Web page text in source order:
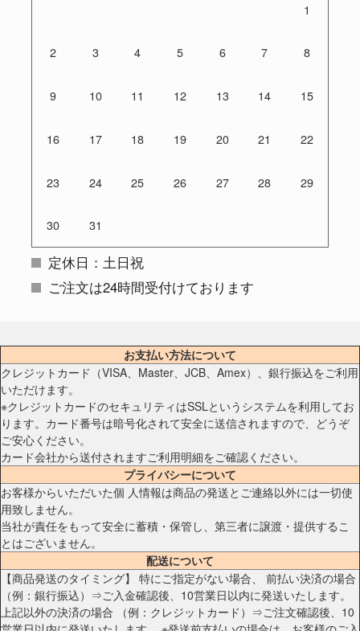
1
2 3 4 5 6 7 8
9 10 11 12 13 14 15
16 17 18 19 20 21 22
23 24 25 26 27 28 29
30 31
定休日：土日祝
ご注文は24時間受付けております
お支払い方法について
クレジットカード（VISA、Master、JCB、Amex）、銀行振込をご利用
いただけます。
※クレジットカードのセキュリティはSSLというシステムを利用してお
ります。カード番号は暗号化されて安全に送信されますので、どうぞ
ご安心ください。
カード会社から送付されますご利用明細をご確認ください。
プライバシーについて
お客様からいただいた個 人情報は商品の発送とご連絡以外には一切使
用致しません。
当社が責任をもって安全に蓄積・保管し、第三者に譲渡・提供するこ
とはございません。
配送について
【商品発送のタイミング】 特にご指定がない場合、 前払い決済の場合
（例：銀行振込）⇒ご入金確認後、10営業日以内に発送いたします。
上記以外の決済の場合 （例：クレジットカード）⇒ご注文確認後、10